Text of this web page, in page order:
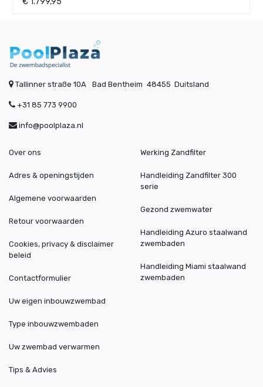
Tallinner straße 10A Bad Bentheim 48455 Duitsland
+31 85 773 9900
info@poolplaza.nl
Over ons
Adres & openingstijden
Algemene voorwaarden
Retour voorwaarden
Cookies, privacy & disclaimer
beleid
Contactformulier
Werking Zandfilter
Handleiding Zandfilter 300
serie
Gezond zwemwater
Handleiding Azuro staalwand
zwembaden
Handleiding Miami staalwand
zwembaden
Uw eigen inbouwzwembad
Type inbouwzwembaden
Uw zwembad verwarmen
Tips & Advies